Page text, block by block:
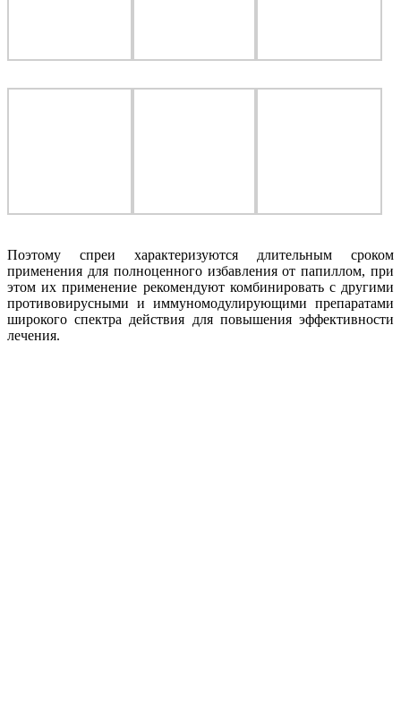
Поэтому спреи характеризуются длительным сроком
применения для полноценного избавления от папиллом, при
этом их применение рекомендуют комбинировать с другими
противовирусными и иммуномодулирующими препаратами
широкого спектра действия для повышения эффективности
лечения.